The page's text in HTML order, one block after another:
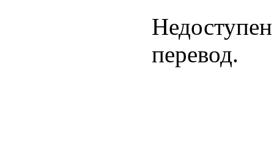
перевод.